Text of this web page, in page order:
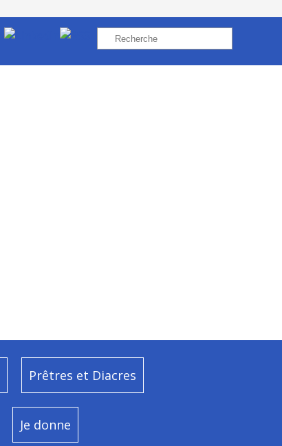
Prêtres et Diacres
Je donne